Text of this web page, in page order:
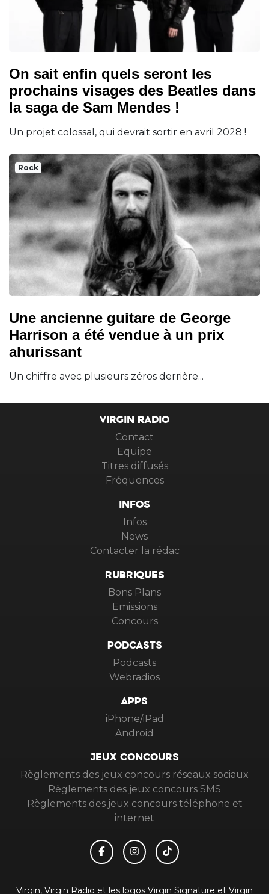
On sait enfin quels seront les
prochains visages des Beatles dans
la saga de Sam Mendes !
Un projet colossal, qui devrait sortir en avril 2028 !
Rock
Une ancienne guitare de George
Harrison a été vendue à un prix
ahurissant
Un chiffre avec plusieurs zéros derrière...
VIRGIN RADIO
Contact
Equipe
Titres diffusés
Fréquences
INFOS
Infos
News
Contacter la rédac
RUBRIQUES
Bons Plans
Emissions
Concours
PODCASTS
Podcasts
Webradios
APPS
iPhone/iPad
Android
JEUX CONCOURS
Règlements des jeux concours réseaux sociaux
Règlements des jeux concours SMS
Règlements des jeux concours téléphone et
internet
Virgin, Virgin Radio et les logos Virgin Signature et Virgin